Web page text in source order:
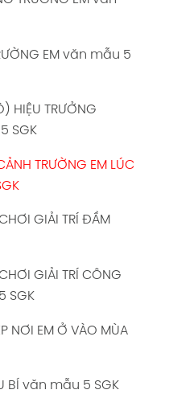
EM văn mẫu 5
HIỆU TRƯỞNG
SGK
TRƯỜNG EM LÚC
GIẢI TRÍ ĐẦM
GIẢI TRÍ CÔNG
SGK
NƠI EM Ở VÀO MÙA
BÍ văn mẫu 5 SGK